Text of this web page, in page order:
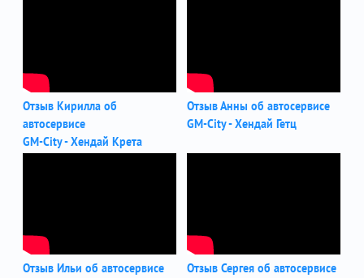
Отзыв Кирилла об
автосервисе
GM-City - Хендай Крета
Отзыв Анны об автосервисе
GM-City - Хендай Гетц
Отзыв Ильи об автосервисе
Отзыв Сергея об автосервисе